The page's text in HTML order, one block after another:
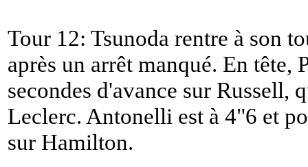
Tour 12: Tsunoda rentre à son
après un arrêt manqué. En tête,
secondes d'avance sur Russell,
Leclerc. Antonelli est à 4"6 et
sur Hamilton.